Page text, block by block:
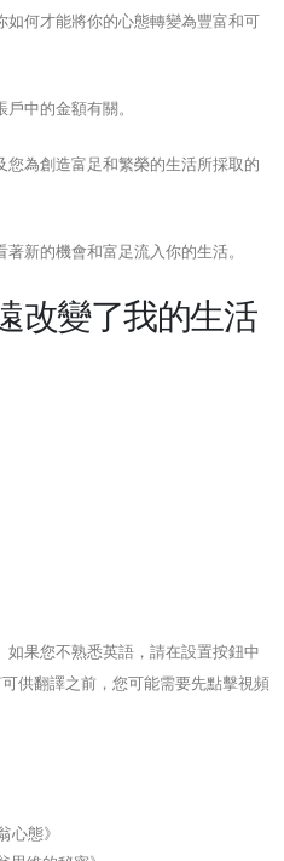
何才能將你的心態轉變為豐富和可
中的金額有關。
為創造富足和繁榮的生活所採取的
新的機會和富足流入你的生活。
改變了我的生活
果您不熟悉英語，請在設置按鈕中
供翻譯之前，您可能需要先點擊視頻
心態》